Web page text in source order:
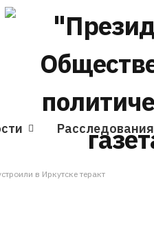
Расследования
в Иркутске теракт